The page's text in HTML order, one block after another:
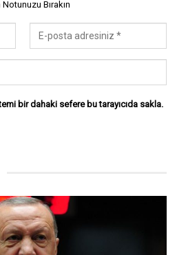
Bırakın
bir dahaki sefere bu tarayıcıda sakla.